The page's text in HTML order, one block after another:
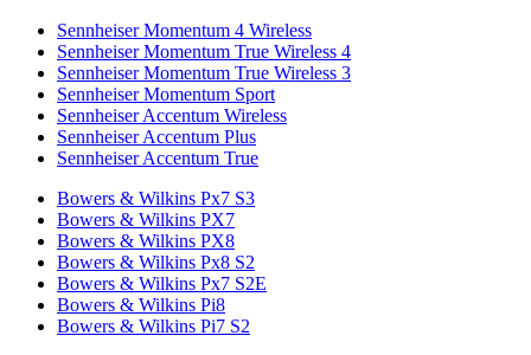
Sennheiser Momentum 4 Wireless
Sennheiser Momentum True Wireless 4
Sennheiser Momentum True Wireless 3
Sennheiser Momentum Sport
Sennheiser Accentum Wireless
Sennheiser Accentum Plus
Sennheiser Accentum True
Bowers & Wilkins Px7 S3
Bowers & Wilkins PX7
Bowers & Wilkins PX8
Bowers & Wilkins Px8 S2
Bowers & Wilkins Px7 S2E
Bowers & Wilkins Pi8
Bowers & Wilkins Pi7 S2